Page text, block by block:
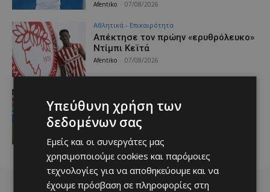
Afentiko 07/08/2026
Αθλητικά - Επικαιρότητα
Απέκτησε τον πρώην «ερυθρόλευκο»
Ντίμπι Κεϊτά
Afentiko 07/08/2026
Δύσκολα για Ασουνσάο
Υπεύθυνη χρήση των
δεδομένων σας
Εμείς και οι συνεργάτες μας
χρησιμοποιούμε cookies και παρόμοιες
τεχνολογίες για να αποθηκεύουμε και να
έχουμε πρόσβαση σε πληροφορίες στη